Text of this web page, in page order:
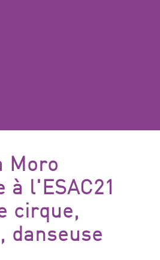
Moro
à l'ESAC21
cirque,
danseuse